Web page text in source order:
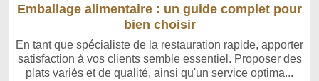
Emballage alimentaire : un guide complet pour
bien choisir
En tant que spécialiste de la restauration rapide, apporter
satisfaction à vos clients semble essentiel. Proposer des
plats variés et de qualité, ainsi qu'un service optima...